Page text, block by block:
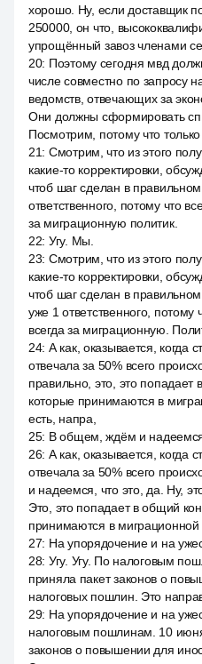
хорошо. Ну, если доставщик
250000, он что,
упрощённый завоз членами
20: Поэтому сегодня мвд
числе совместно по запросу
ведомств, отвечающих за
Они должны сформировать
Посмотрим, потому что
21: Смотрим, что из этого
какие-то корректировки,
чтоб шаг сделан в
ответственного, потому что
за миграционную политик.
22: Угу. Мы.
23: Смотрим, что из этого
какие-то корректировки,
чтоб шаг сделан в
уже 1 ответственного,
всегда за миграционную.
24: А как, оказывается, когда
отвечала за 50% всего
правильно, это, это попадает
которые принимаются в
есть, напра,
25: В общем, ждём и
26: А как, оказывается, когда
отвечала за 50% всего
и надеемся, что это, да. Ну,
Это, это попадает в общий
принимаются в миграционной
27: На упорядочение и на
28: Угу. Угу. По налоговым
приняла пакет законов о
налоговых пошлин. Это
29: На упорядочение и на
налоговым пошлинам. 10
законов о повышении для